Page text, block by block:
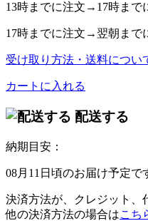
13時までに注文→ 17時まで
17時までに注文→ 翌朝 まで
受け取り方法・送料につい
カートに入れる
配送する
納期目安：
08月11日頃のお届け予定で
決済方法が、クレジット、
他の決済方法の場合はこち